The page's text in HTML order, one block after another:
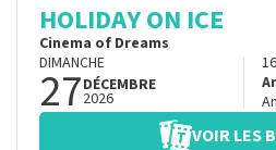
HOLIDAY ON ICE
Cinema of Dreams
DIMANCHE
27DÉCEMBRE
2026
VOIR LES